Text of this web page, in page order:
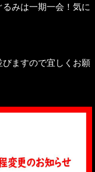
みは一期一会！気に
ますので宜しくお願